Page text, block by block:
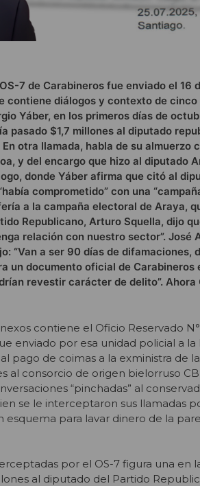
7 de Carabineros fue enviado el 16
contiene diálogos y contexto de
Yáber, en los primeros días de
pasado $1,7 millones al diputado
otra llamada, habla de su almuerzo
y del encargo que hizo al diputado
donde Yáber afirma que citó al
comprometido” con una
a la campaña electoral de Araya,
Republicano, Arturo Squella, dijo
relación con nuestro sector”. José
“Van a ser 90 días de difamaciones,
un documento oficial de Carabineros
revestir carácter de delito”. Ahora
contiene el Oficio Reservado
enviado por esa unidad policial a la
pago de coimas a la exministra de
al consorcio de origen bielorruso
“pinchadas” al
se le interceptaron sus llamadas
para lavar dinero de la
por el OS-7 figura una en
al diputado del Partido